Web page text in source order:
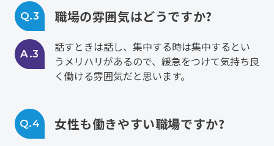
Q.3 職場の雰囲気はどうですか?
A.3
話すときは話し、集中する時は集中するとい
うメリハリがあるので、緩急をつけて気持ち良
く働ける雰囲気だと思います。
Q.4 女性も働きやすい職場ですか?